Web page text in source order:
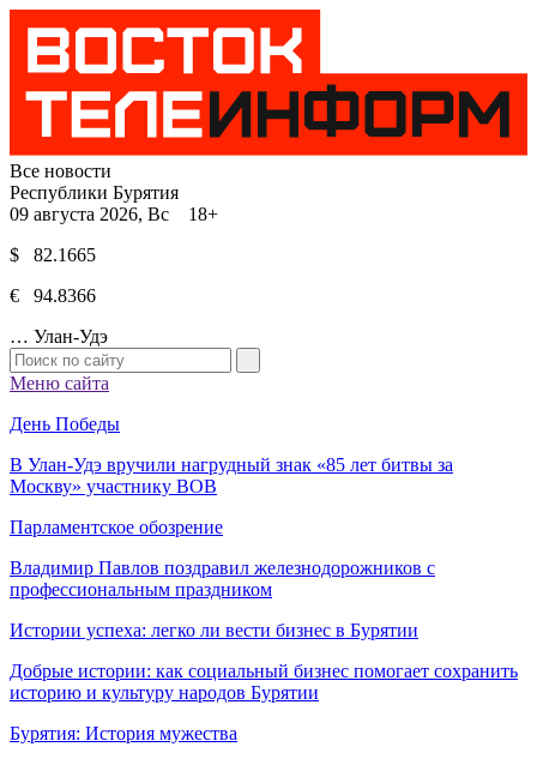
Все новости
Республики Бурятия
09 августа 2026, Вс 18+
$ 82.1665
€ 94.8366
… Улан-Удэ
Меню сайта
День Победы
В Улан-Удэ вручили нагрудный знак «85 лет битвы за
Москву» участнику ВОВ
Парламентское обозрение
Владимир Павлов поздравил железнодорожников с
профессиональным праздником
Истории успеха: легко ли вести бизнес в Бурятии
Добрые истории: как социальный бизнес помогает сохранить
историю и культуру народов Бурятии
Бурятия: История мужества